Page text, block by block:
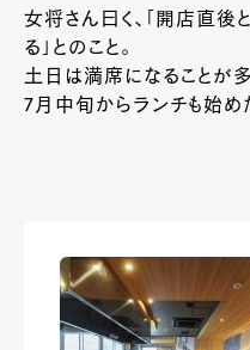
女将さん曰く、「開店直
る」とのこと。
土日は満席になることが
7月中旬からランチも始め